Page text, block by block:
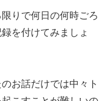
りで何日の何時ごろ
を付けてみましょ
お話だけでは中々ト